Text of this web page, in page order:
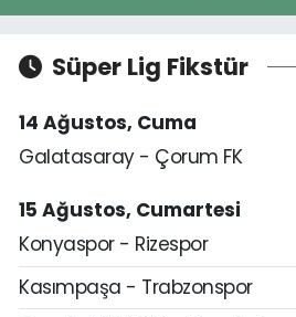
Süper Lig Fikstür
14 Ağustos, Cuma
Galatasaray - Çorum FK
15 Ağustos, Cumartesi
Konyaspor - Rizespor
Kasımpaşa - Trabzonspor